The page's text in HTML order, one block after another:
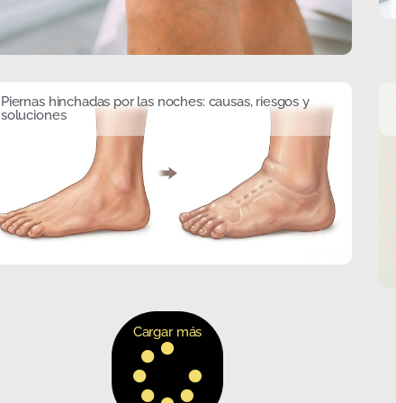
Piernas hinchadas por las noches: causas, riesgos y
soluciones
Cargar más